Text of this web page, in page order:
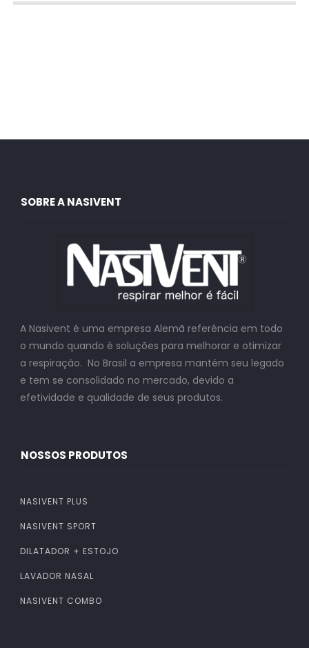
SOBRE A NASIVENT
A Nasivent é uma empresa Alemã referência em todo
o mundo quando é soluções para melhorar e otimizar
a respiração. No Brasil a empresa mantém seu legado
e tem se consolidado no mercado, devido a
efetividade e qualidade de seus produtos.
NOSSOS PRODUTOS
NASIVENT PLUS
NASIVENT SPORT
DILATADOR + ESTOJO
LAVADOR NASAL
NASIVENT COMBO